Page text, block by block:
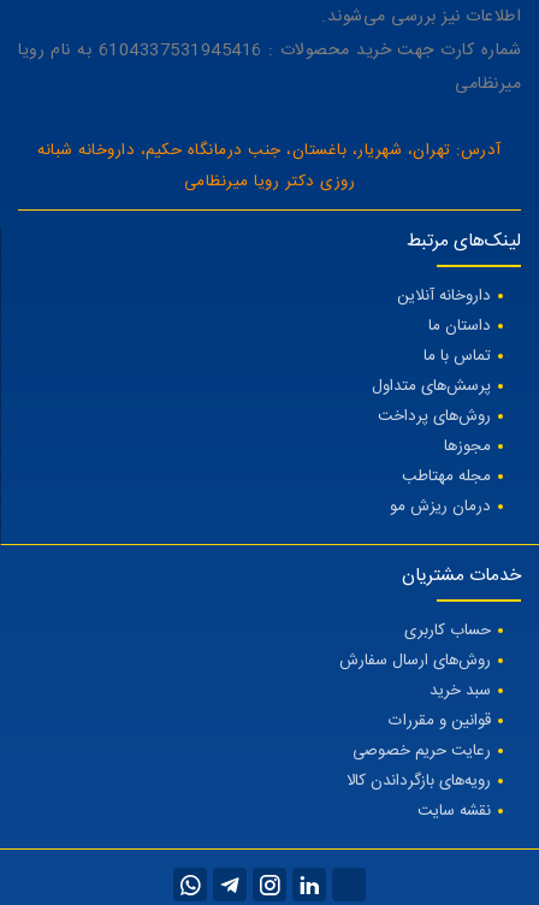
اطلاعات نیز بررسی می‌شوند.
شماره کارت جهت خرید محصولات : 6104337531945416 به نام رویا
میرنظامی
آدرس: تهران، شهریار، باغستان، جنب درمانگاه حکیم، داروخانه شبانه
روزی دکتر رویا میرنظامی
لینک‌های مرتبط
داروخانه آنلاین
داستان ما
تماس با ما
پرسش‌های متداول
روش‌های پرداخت
مجوزها
مجله مهتاطب
درمان ریزش مو
خدمات مشتریان
حساب کاربری
روش‌های ارسال سفارش
سبد خرید
قوانین و مقررات
رعایت حریم خصوصی
رویه‌های بازگرداندن کالا
نقشه سایت